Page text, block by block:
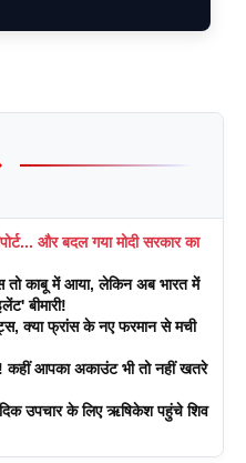
और बदल गया मोदी सरकार का
तो काबू में आया, लेकिन अब भारत में
बीमारी!
क्या फ्रांस के नए फरमान से मची
आपका अकाउंट भी तो नहीं खतरे
उपचार के लिए ऋषिकेश पहुंचे शिव